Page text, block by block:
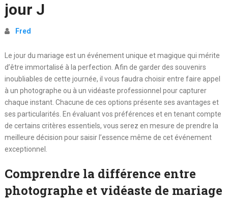
jour J
Fred
Le jour du mariage est un événement unique et magique qui mérite
d’être immortalisé à la perfection. Afin de garder des souvenirs
inoubliables de cette journée, il vous faudra choisir entre faire appel
à un photographe ou à un vidéaste professionnel pour capturer
chaque instant. Chacune de ces options présente ses avantages et
ses particularités. En évaluant vos préférences et en tenant compte
de certains critères essentiels, vous serez en mesure de prendre la
meilleure décision pour saisir l’essence même de cet événement
exceptionnel.
Comprendre la différence entre
photographe et vidéaste de mariage